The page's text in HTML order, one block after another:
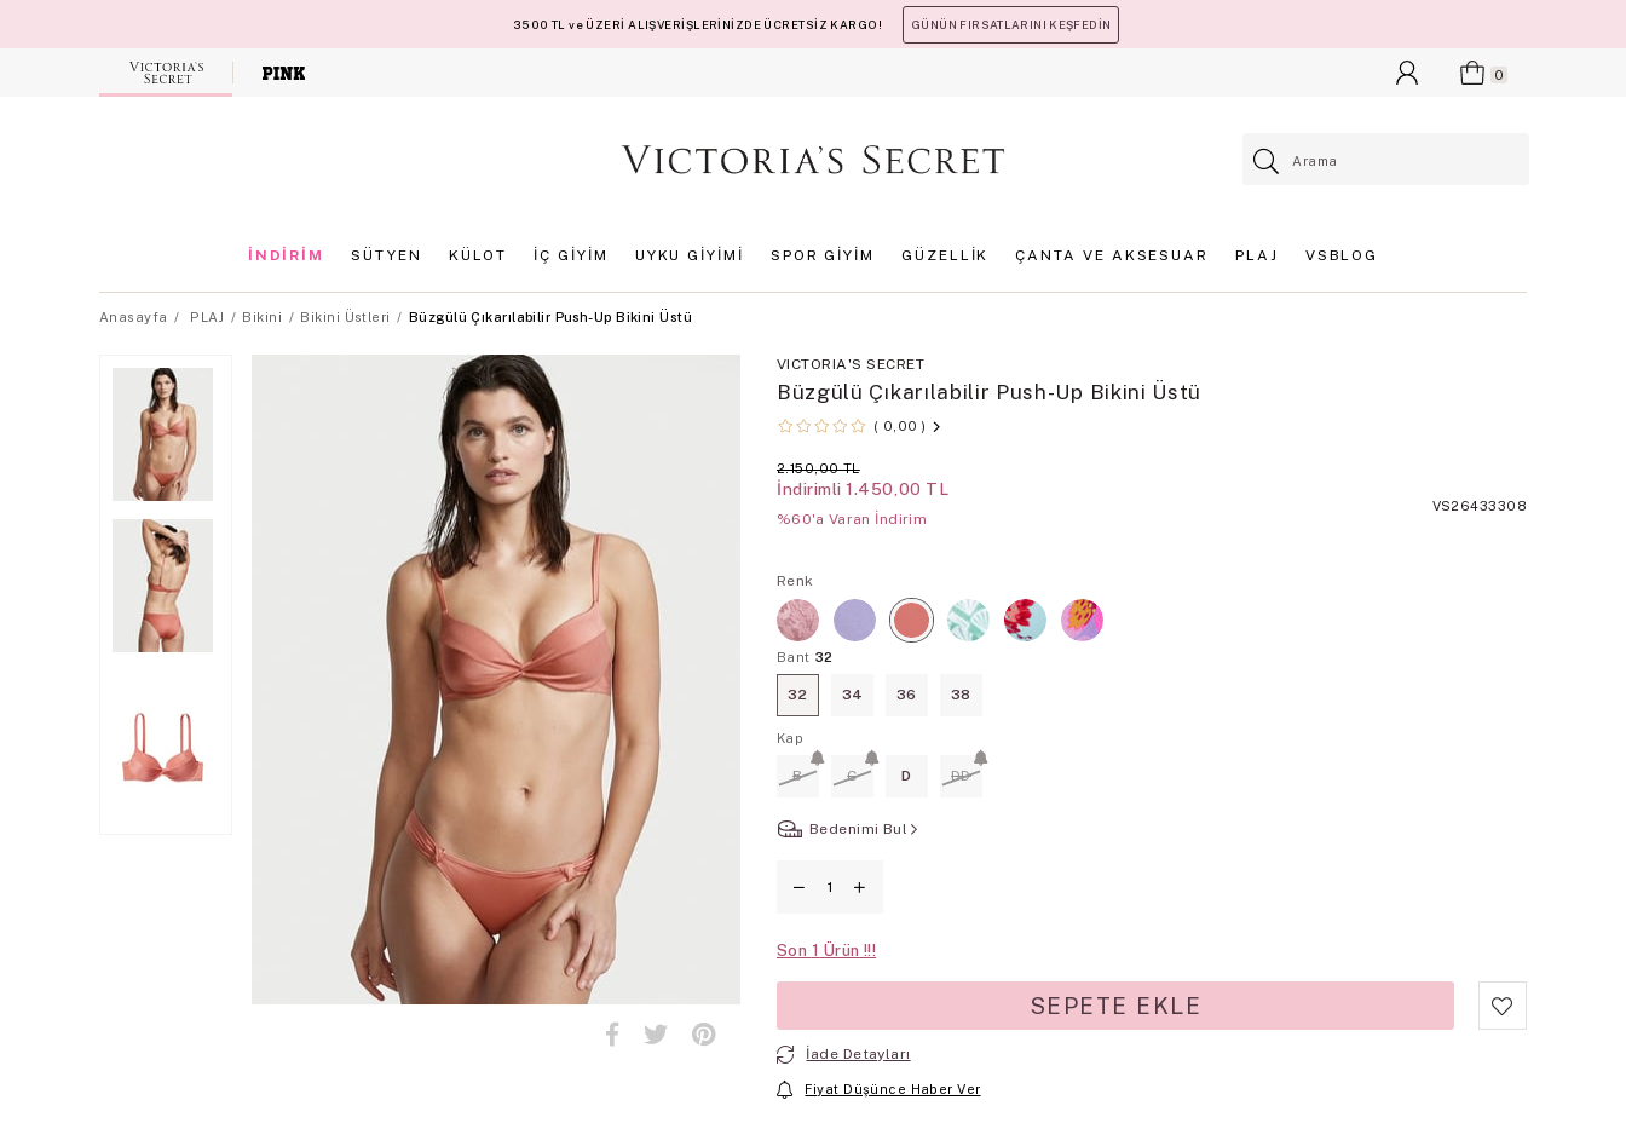
3500 TL ve ÜZERİ ALIŞVERİŞLERİNİZDE ÜCRETSİZ KARGO! GÜNÜN FIRSATLARINI KEŞFEDİN
Victoria's
Secret
0
İNDİRİM SÜTYEN KÜLOT İÇ GİYİM UYKU GİYİMİ SPOR GİYİM GÜZELLİK ÇANTA VE AKSESUAR PLAJ VSBLOG
Anasayfa PLAJ Bikini Bikini Üstleri Büzgülü Çıkarılabilir Push-Up Bikini Üstü
VICTORIA'S SECRET
Büzgülü Çıkarılabilir Push-Up Bikini Üstü
0,00
2.150,00 TL
İndirimli 1.450,00 TL
%60'a Varan İndirim
VS26433308
Renk
Bant 32
32 34 36 38
Kap
B C D DD
Bedenimi Bul
Son 1
İade Detayları
Fiyat Düşünce Haber Ver